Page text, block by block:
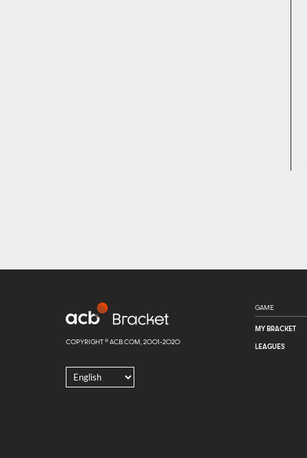
COPYRIGHT © ACB.COM, 2001-2020
GAME
MY BRACKET
LEAGUES